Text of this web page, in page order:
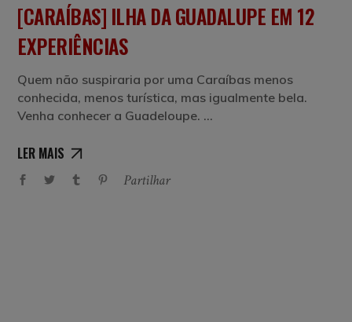
[CARAÍBAS] ILHA DA GUADALUPE EM 12
EXPERIÊNCIAS
Quem não suspiraria por uma Caraíbas menos
conhecida, menos turística, mas igualmente bela.
Venha conhecer a Guadeloupe.
LER MAIS
Partilhar